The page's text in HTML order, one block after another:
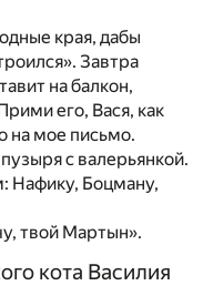
края, дабы
Завтра
на балкон,
его, Вася, как
на мое письмо.
с валерьянкой.
Нафику, Боцману,
твой Мартын».
кота Василия